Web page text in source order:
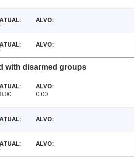
with disarmed groups
0.00